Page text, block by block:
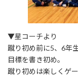
▼星コーチより
蹴り初め前に5、6年
目標を書き初め。
蹴り初めは楽しくゲー